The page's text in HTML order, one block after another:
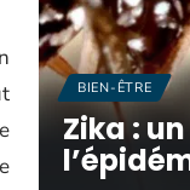
BIEN-ÊTRE
Zika :